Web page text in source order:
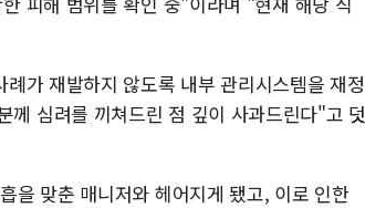
가 재발하지 않도록 내부 관리시스템을 재정
심려를 끼쳐드린 점 깊이 사과드린다"고 덧
을 맞춘 매니저와 헤어지게 됐고, 이로 인한